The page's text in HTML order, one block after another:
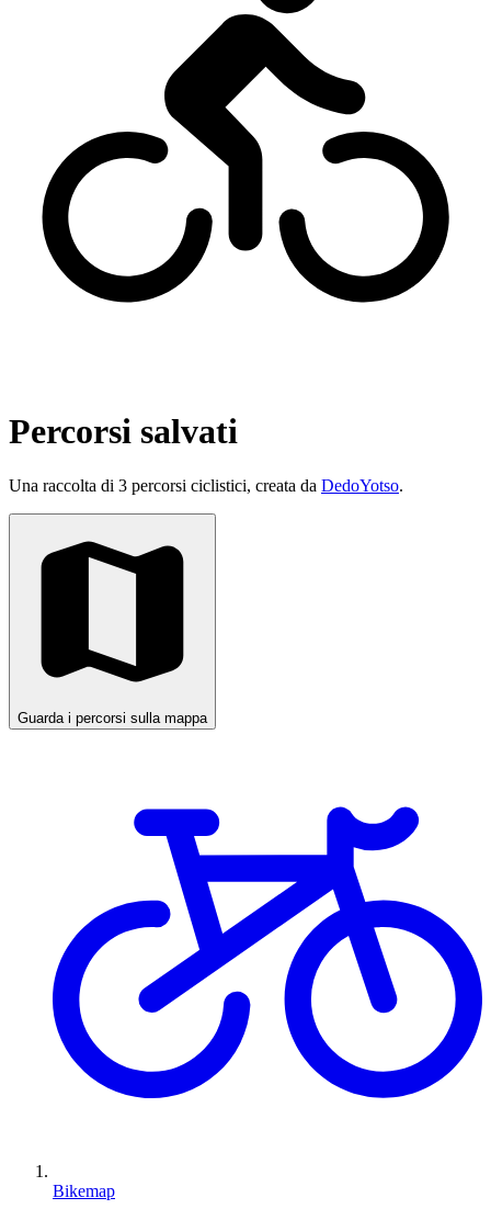
Percorsi salvati
Una raccolta di 3 percorsi ciclistici, creata da DedoYotso.
Guarda i percorsi sulla mappa
Bikemap